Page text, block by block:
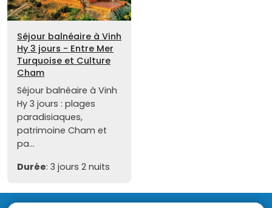
Séjour balnéaire à Vinh
Hy 3 jours - Entre Mer
Turquoise et Culture
Cham
Séjour balnéaire à Vinh
Hy 3 jours : plages
paradisiaques,
patrimoine Cham et
pa...
Durée: 3 jours 2 nuits